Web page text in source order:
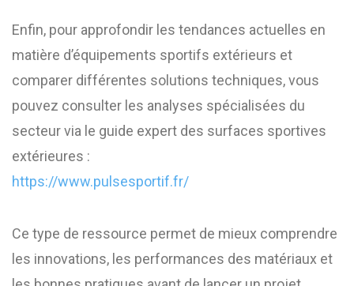
Enfin, pour approfondir les tendances actuelles en
matière d’équipements sportifs extérieurs et
comparer différentes solutions techniques, vous
pouvez consulter les analyses spécialisées du
secteur via le guide expert des surfaces sportives
extérieures :
https://www.pulsesportif.fr/
Ce type de ressource permet de mieux comprendre
les innovations, les performances des matériaux et